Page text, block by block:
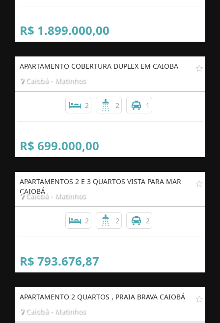
R$ 1.899.000,00
APARTAMENTO COBERTURA DUPLEX EM CAIOBA
Caiobá - Matinhos
2 2 1
R$ 699.000,00
APARTAMENTOS 2 E 3 QUARTOS VISTA PARA MAR
CAIOBÁ
Caiobá - Matinhos
2 2 2
R$ 793.676,87
APARTAMENTO 2 QUARTOS , PRAIA BRAVA CAIOBÁ
Caiobá - Matinhos